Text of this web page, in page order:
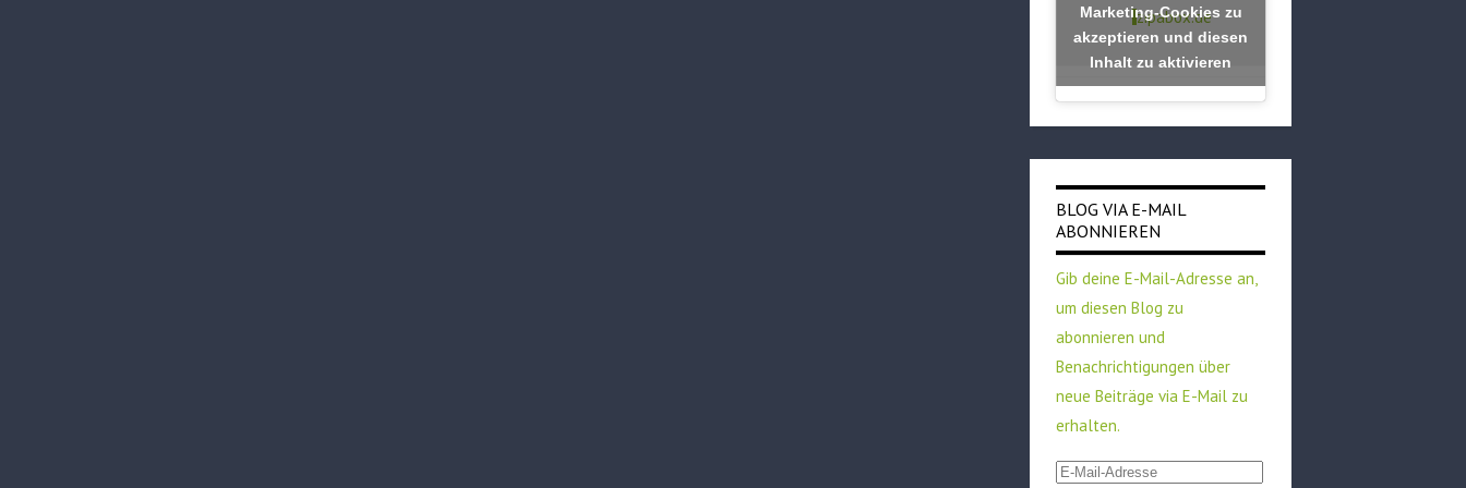
zipabox.de
Marketing-Cookies zu
akzeptieren und diesen
Inhalt zu aktivieren
BLOG VIA E-MAIL
ABONNIEREN
Gib deine E-Mail-Adresse an,
um diesen Blog zu
abonnieren und
Benachrichtigungen über
neue Beiträge via E-Mail zu
erhalten.
E-